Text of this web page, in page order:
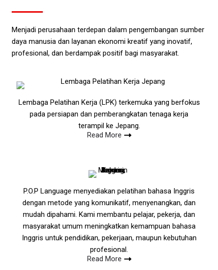
Menjadi perusahaan terdepan dalam pengembangan sumber
daya manusia dan layanan ekonomi kreatif yang inovatif,
profesional, dan berdampak positif bagi masyarakat.
Lembaga Pelatihan Kerja (LPK) terkemuka yang berfokus
pada persiapan dan pemberangkatan tenaga kerja
terampil ke Jepang.
Read More
P.O.P Language menyediakan pelatihan bahasa Inggris
dengan metode yang komunikatif, menyenangkan, dan
mudah dipahami. Kami membantu pelajar, pekerja, dan
masyarakat umum meningkatkan kemampuan bahasa
Inggris untuk pendidikan, pekerjaan, maupun kebutuhan
profesional.
Read More